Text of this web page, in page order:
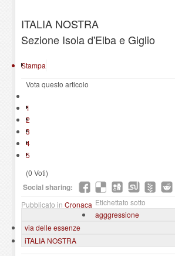
ITALIA NOSTRA
Sezione Isola d'Elba e Giglio
Stampa
Vota questo articolo
1
2
3
4
5
(0 Voti)
Social sharing:
Pubblicato in Cronaca Etichettato sotto
agggressione
via delle essenze
iTALIA NOSTRA